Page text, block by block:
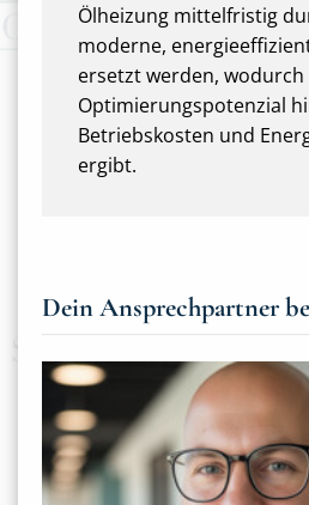
Ölheizung mittelfristig
moderne,
ersetzt werden, wodurch
Optimierungspotenzial
Betriebskosten und
ergibt.
Dein Ansprechpartner